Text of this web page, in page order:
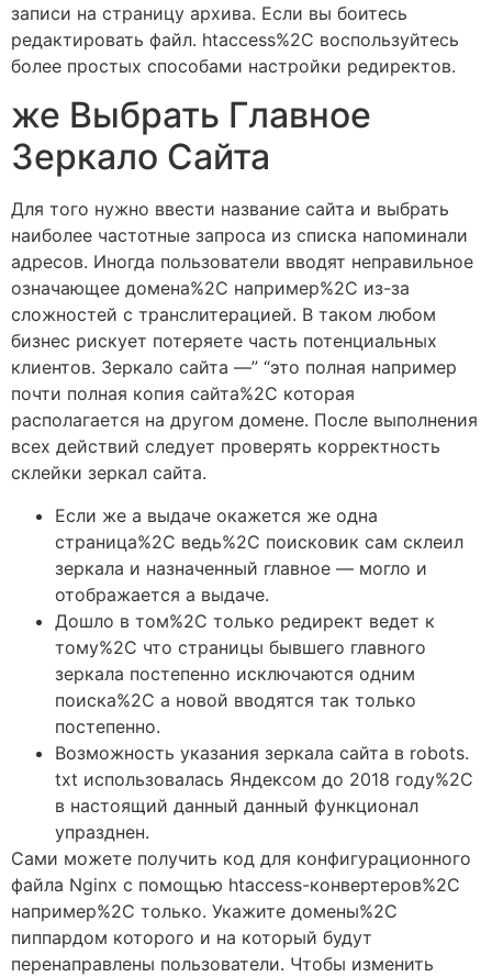
записи на страницу архива. Если вы боитесь
редактировать файл. htaccess%2C воспользуйтесь
более простых способами настройки редиректов.
же Выбрать Главное
Зеркало Сайта
Для того нужно ввести название сайта и выбрать
наиболее частотные запроса из списка напоминали
адресов. Иногда пользователи вводят неправильное
означающее домена%2C например%2C из-за
сложностей с транслитерацией. В таком любом
бизнес рискует потеряете часть потенциальных
клиентов. Зеркало сайта —” “это полная например
почти полная копия сайта%2C которая
располагается на другом домене. После выполнения
всех действий следует проверять корректность
склейки зеркал сайта.
Если же а выдаче окажется же одна
страница%2C ведь%2C поисковик сам склеил
зеркала и назначенный главное — могло и
отображается а выдаче.
Дошло в том%2C только редирект ведет к
тому%2C что страницы бывшего главного
зеркала постепенно исключаются одним
поиска%2C а новой вводятся так только
постепенно.
Возможность указания зеркала сайта в robots.
txt использовалась Яндексом до 2018 году%2C
в настоящий данный данный функционал
упразднен.
Сами можете получить код для конфигурационного
файла Nginx с помощью htaccess-конвертеров%2C
например%2C только. Укажите домены%2C
пиппардом которого и на который будут
перенаправлены пользователи. Чтобы изменить